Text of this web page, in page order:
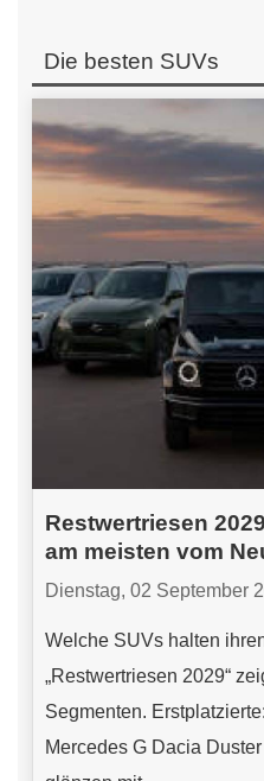
Die besten SUVs
Restwertriesen
am meisten vom
Dienstag, 02 September
Welche SUVs halten
„Restwertriesen 2029“
Segmenten.
Mercedes G Dacia